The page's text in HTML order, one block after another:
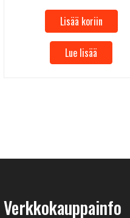
Lisää koriin
Lue lisää
Verkkokauppainfo